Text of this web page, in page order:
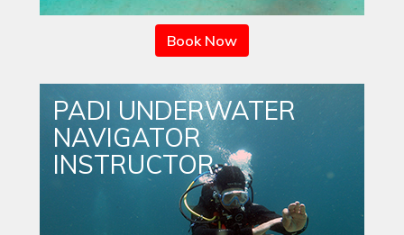
Book Now
PADI UNDERWATER
NAVIGATOR
INSTRUCTOR